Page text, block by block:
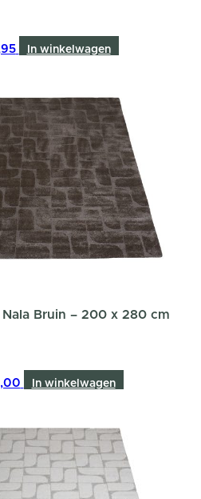
In winkelwagen
Bruin – 200 x 280 cm
In winkelwagen